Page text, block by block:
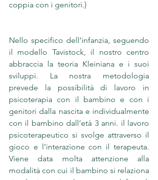
coppia con i genitori.)
Nello specifico dell’infanzia, seguendo
il modello Tavistock, il nostro centro
abbraccia la teoria Kleiniana e i suoi
sviluppi. La nostra metodologia
prevede la possibilità di lavoro in
psicoterapia con il bambino e con i
genitori dalla nascita e individualmente
con il bambino dall’età 3 anni. il lavoro
psicoterapeutico si svolge attraverso il
gioco e l’interazione con il terapeuta.
Viene data molta attenzione alla
modalità con cui il bambino si relaziona